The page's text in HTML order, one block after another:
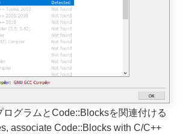
ログラムとCode::Blocksを関連付ける
associate Code::Blocks with C/C++